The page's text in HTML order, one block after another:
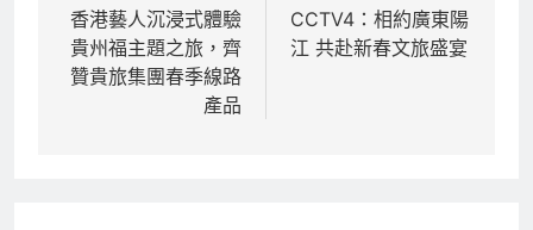
章
導
香港藝人沉浸式體驗
貴州福主題之旅，齊
贊貴旅集團春季線路
產品
CCTV4：相約廣東陽
江 共赴新春文旅盛宴